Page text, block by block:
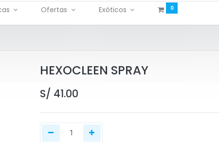
Ofertas Exóticos 0
HEXOCLEEN SPRAY
S/ 41.00